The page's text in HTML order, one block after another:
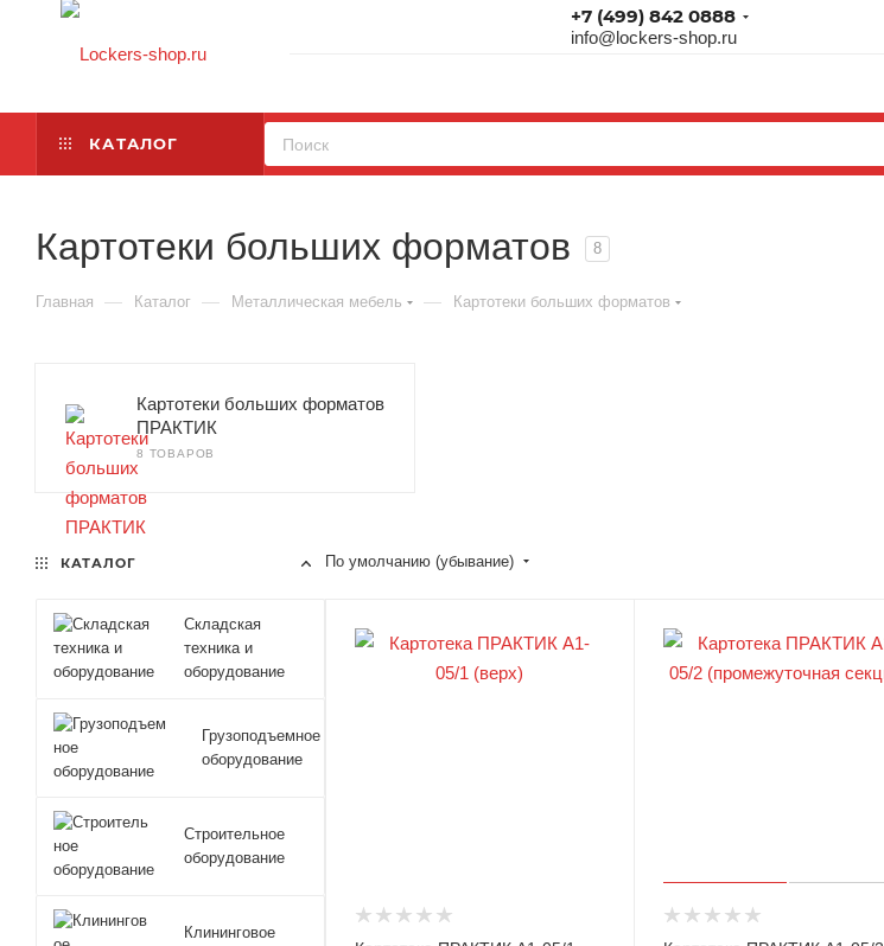
+7 (499) 842 0888
info@lockers-shop.ru
КАТАЛОГ
Картотеки больших форматов 8
Главная — Каталог — Металлическая мебель — Картотеки больших форматов
Картотеки больших форматов
ПРАКТИК
8 ТОВАРОВ
По умолчанию (убывание)
КАТАЛОГ
Складская
техника и
оборудование
Грузоподъемное
оборудование
Строительное
оборудование
Клининговое